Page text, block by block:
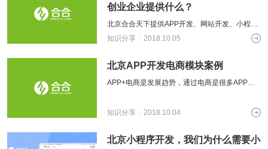
创业企业提供什么？
北京合合天下提供APP开发、网站开发、小程序
开发等服务的三年多以来，我们发现，我们的很
知识分享 2018.10.05
北京APP开发电商模块案例
APP+电商是发展趋势，通过电商是很多APP发
知识分享 2018.10.04
北京小程序开发，我们为什么需要小